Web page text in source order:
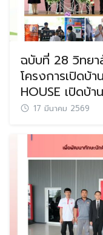
ฉบับที่ 28 วิทยา
โครงการเปิดบ้
HOUSE เปิดบ้
17 มีนาคม 2569